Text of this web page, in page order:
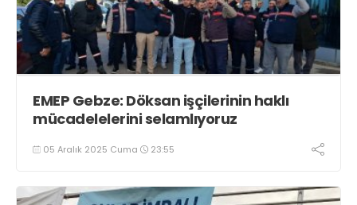
EMEP Gebze: Döksan işçilerinin haklı
mücadelelerini selamlıyoruz
05 Aralık 2025 Cuma 23:55